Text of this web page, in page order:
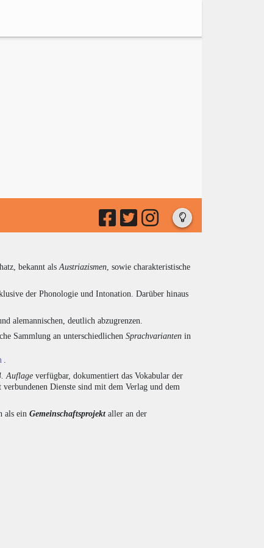
bekannt als Austriazismen , sowie charakteristische
der Phonologie und Intonation. Darüber hinaus
alemannischen, deutlich abzugrenzen.
Sammlung an unterschiedlichen Sprachvarianten in
Auflage verfügbar, dokumentiert das Vokabular der
Dienste sind mit dem Verlag und dem
als ein Gemeinschaftsprojektaller an der